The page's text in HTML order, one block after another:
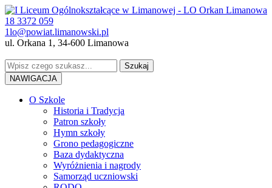
18 3372 059
1lo@powiat.limanowski.pl
ul. Orkana 1, 34-600 Limanowa
NAWIGACJA
O Szkole
Historia i Tradycja
Patron szkoły
Hymn szkoły
Grono pedagogiczne
Baza dydaktyczna
Wyróżnienia i nagrody
Samorząd uczniowski